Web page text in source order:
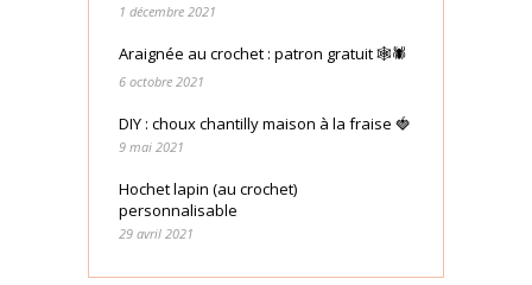
1 décembre 2021
Araignée au crochet : patron gratuit 🕸🕷
6 octobre 2021
DIY : choux chantilly maison à la fraise 🍓
9 mai 2021
Hochet lapin (au crochet)
personnalisable
29 avril 2021